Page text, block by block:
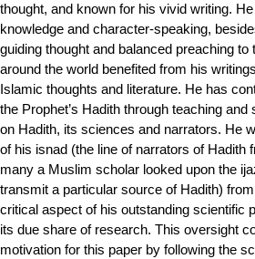
thought, and known for his vivid writing.
knowledge and character-speaking,
guiding thought and balanced preaching
around the world benefited from his
Islamic thoughts and literature. He has
the Prophet’s Hadith through teaching
on Hadith, its sciences and narrators. He
of his isnad (the line of narrators of Hadith
many a Muslim scholar looked upon the
transmit a particular source of Hadith)
critical aspect of his outstanding scientific
its due share of research. This oversight
motivation for this paper by following the